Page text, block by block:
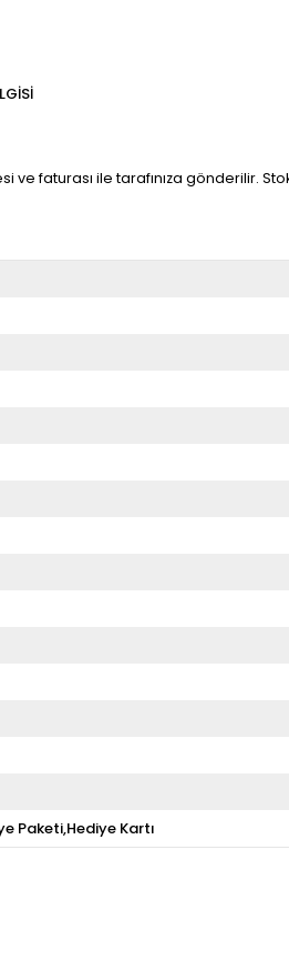
ve faturası ile tarafınıza gönderilir.
Paketi,Hediye Kartı